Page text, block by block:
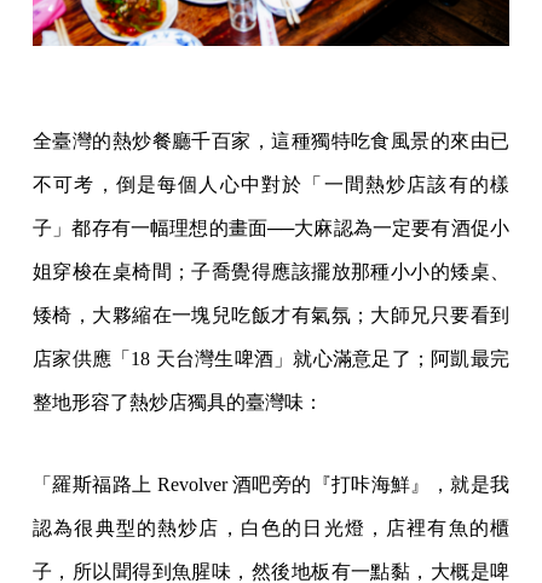
全臺灣的熱炒餐廳千百家，這種獨特吃食風景的來由已
不可考，倒是每個人心中對於「一間熱炒店該有的樣
子」都存有一幅理想的畫面──大麻認為一定要有酒促小
姐穿梭在桌椅間；子喬覺得應該擺放那種小小的矮桌、
矮椅，大夥縮在一塊兒吃飯才有氣氛；大師兄只要看到
店家供應「18 天台灣生啤酒」就心滿意足了；阿凱最完
整地形容了熱炒店獨具的臺灣味：
「羅斯福路上 Revolver 酒吧旁的『打咔海鮮』，就是我
認為很典型的熱炒店，白色的日光燈，店裡有魚的櫃
子，所以聞得到魚腥味，然後地板有一點黏，大概是啤